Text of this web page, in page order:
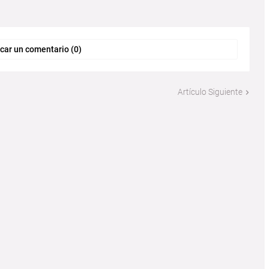
un comentario (0)
Artículo Siguiente